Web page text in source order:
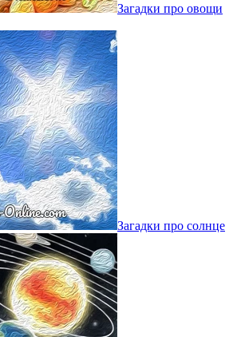
Загадки про овощи
Загадки про солнце